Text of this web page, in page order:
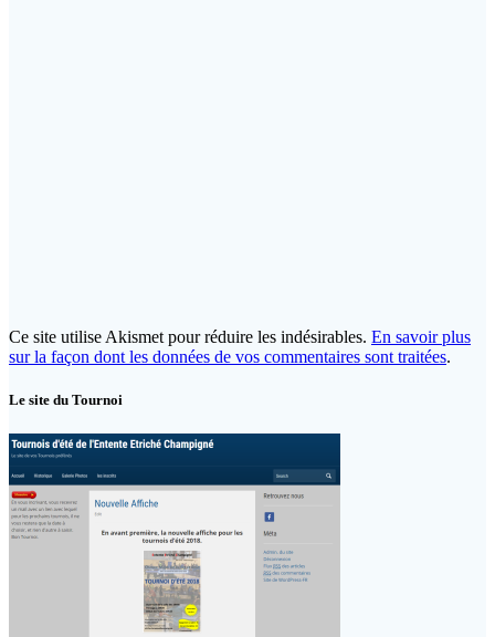
Ce site utilise Akismet pour réduire les indésirables. En savoir plus
sur la façon dont les données de vos commentaires sont traitées.
Le site du Tournoi